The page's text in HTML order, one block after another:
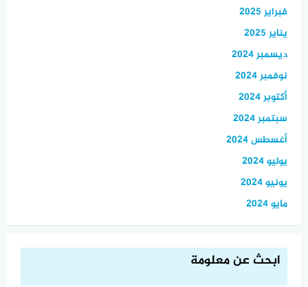
فبراير 2025
يناير 2025
ديسمبر 2024
نوفمبر 2024
أكتوبر 2024
سبتمبر 2024
أغسطس 2024
يوليو 2024
يونيو 2024
مايو 2024
ابحث عن معلومة